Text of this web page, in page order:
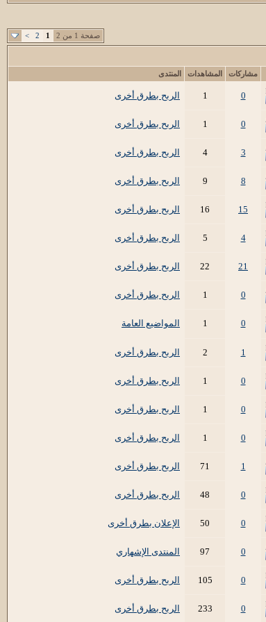
صفحة 1 من 2 1
2
>
مشاركات المشاهدات المنتدى
0
1 الربح بطرق أخرى
0
1 الربح بطرق أخرى
3
4 الربح بطرق أخرى
8
9 الربح بطرق أخرى
15
16 الربح بطرق أخرى
4
5 الربح بطرق أخرى
21
22 الربح بطرق أخرى
0
1 الربح بطرق أخرى
0
1 المواضيع العامة
1
2 الربح بطرق أخرى
0
1 الربح بطرق أخرى
0
1 الربح بطرق أخرى
0
1 الربح بطرق أخرى
1
71 الربح بطرق أخرى
0
48 الربح بطرق أخرى
0
50 الإعلان بطرق أخرى
0
97 المنتدى الإشهاري
0
105 الربح بطرق أخرى
0
233 الربح بطرق أخرى